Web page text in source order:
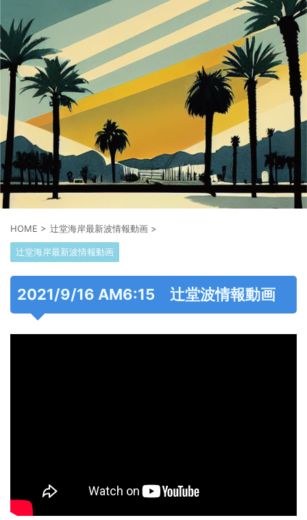
HOME > 辻堂海岸最新波情報動画 >
辻堂海岸最新波情報動画
2021/9/16 AM6:15 辻堂波情報動画